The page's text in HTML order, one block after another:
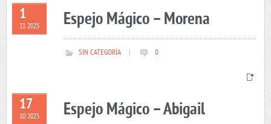
1
11 2025 Espejo Mágico – Morena
SIN CATEGORÍA 0
17
10 2025 Espejo Mágico – Abigail